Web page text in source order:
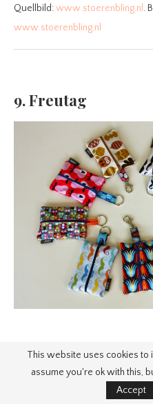
Quellbild:www.stoerenbling.nl.
www.stoerenbling.nl
9. Freutag
This website uses cookies to
assume you're ok with this,
Accept